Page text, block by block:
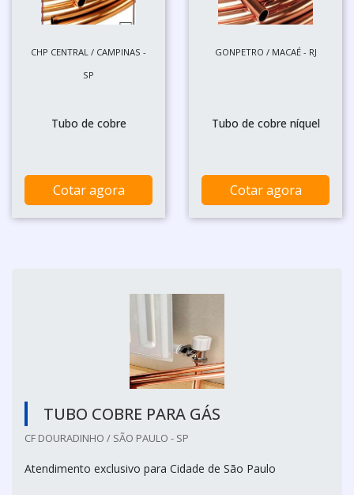
CHP CENTRAL / CAMPINAS -
SP
Tubo de cobre
Cotar agora
GONPETRO / MACAÉ - RJ
Tubo de cobre níquel
Cotar agora
TUBO COBRE PARA GÁS
CF DOURADINHO / SÃO PAULO - SP
Atendimento exclusivo para Cidade de São Paulo